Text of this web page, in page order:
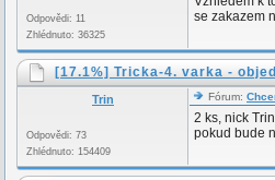
Odpovědi: 11
Zhlédnuto: 36325
se zakazem
[17.1%] Tricka-4. varka -
Trin
Odpovědi: 73
Zhlédnuto: 154409
Fórum:
2 ks, nick
pokud bude